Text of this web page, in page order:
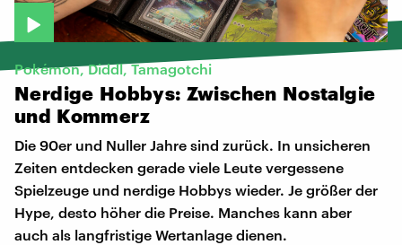
Pokémon, Diddl, Tamagotchi
Nerdige Hobbys: Zwischen Nostalgie
und Kommerz
Die 90er und Nuller Jahre sind zurück. In unsicheren
Zeiten entdecken gerade viele Leute vergessene
Spielzeuge und nerdige Hobbys wieder. Je größer der
Hype, desto höher die Preise. Manches kann aber
auch als langfristige Wertanlage dienen.